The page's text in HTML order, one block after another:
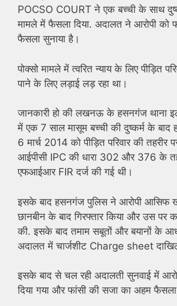
POCSO COURT ने एक बच्ची के साथ
मामले में फैसला दिया. अदालत ने आरोपी को
फैसला सुनाया है।
पोक्सो मामले में त्वरित न्याय के लिए पीड़ित
पाने के लिए लड़ाई लड़ रहा था।
जानकारी हो की लखनऊ के हसनगंज थाना
में एक 7 साल मासूम बच्ची की दुष्कर्म के बाद
6 मार्च 2014 को पीड़ित परिवार की तहरीर
आईपीसी IPC की धारा 302 और 376 के
एफआईआर FIR दर्ज की गई थी।
इसके बाद हसनगंज पुलिस ने आरोपी आसिफ
छानबीन के बाद गिरफ्तार किया और उस पर
की. इसके बाद तमाम सबूतों और बयानों के
अदालत में चार्जशीट Charge sheet
इसके बाद से चल रही अदालती सुनवाई में
दिया गया और फांसी की सजा का अहम फैसला